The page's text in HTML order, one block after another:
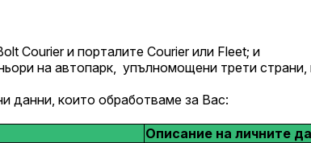
Courier и порталите Courier или Fleet; и
на автопарк, упълномощени трети
данни, които обработваме за Вас:
Описание на личните